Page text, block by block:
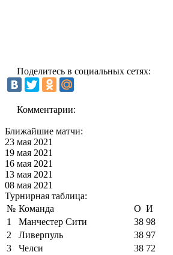
Поделитесь в социальных сетях:
Комментарии:
Ближайшие матчи:
23 мая 2021
19 мая 2021
16 мая 2021
13 мая 2021
08 мая 2021
Турнирная таблица:
№ Команда О И
1
Манчестер Сити 38 98
2
Ливерпуль 38 97
3
Челси 38 72